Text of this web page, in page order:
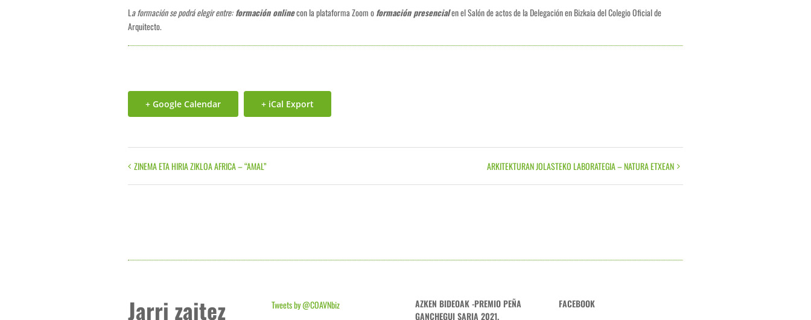
La formación se podrá elegir entre:formación onlinecon la plataforma Zoom oformación presencialen el Salón de actos de la Delegación en Bizkaia del Colegio Oficial de
Arquitecto.
+ Google Calendar + iCal Export
Event
Navigation
ZINEMA ETA HIRIA ZIKLOA AFRICA – “AMAL” ARKITEKTURAN JOLASTEKO LABORATEGIA – NATURA ETXEAN
Jarri zaitez Tweets by @COAVNbiz
AZKEN BIDEOAK -PREMIO PEÑA
GANCHEGUI SARIA 2021.
FACEBOOK